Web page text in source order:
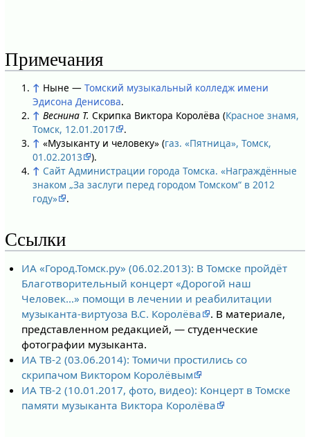
Примечания
↑ Ныне — Томский музыкальный колледж имени
Эдисона Денисова.
↑ Веснина Т. Скрипка Виктора Королёва (Красное знамя,
Томск, 12.01.2017
.
↑ «Музыканту и человеку» (газ. «Пятница», Томск,
01.02.2013
).
↑ Сайт Администрации города Томска. «Награждённые
знаком „За заслуги перед городом Томском“ в 2012
году»
.
Ссылки
ИА «Город.Томск.ру» (06.02.2013): В Томске пройдёт
Благотворительный концерт «Дорогой наш
Человек…» помощи в лечении и реабилитации
музыканта-виртуоза В.С. Королёва
. В материале,
представленном редакцией, — студенческие
фотографии музыканта.
ИА ТВ-2 (03.06.2014): Томичи простились со
скрипачом Виктором Королёвым
ИА ТВ-2 (10.01.2017, фото, видео): Концерт в Томске
памяти музыканта Виктора Королёва